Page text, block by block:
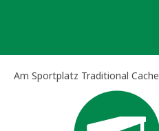
Am Sportplatz Traditional Cache